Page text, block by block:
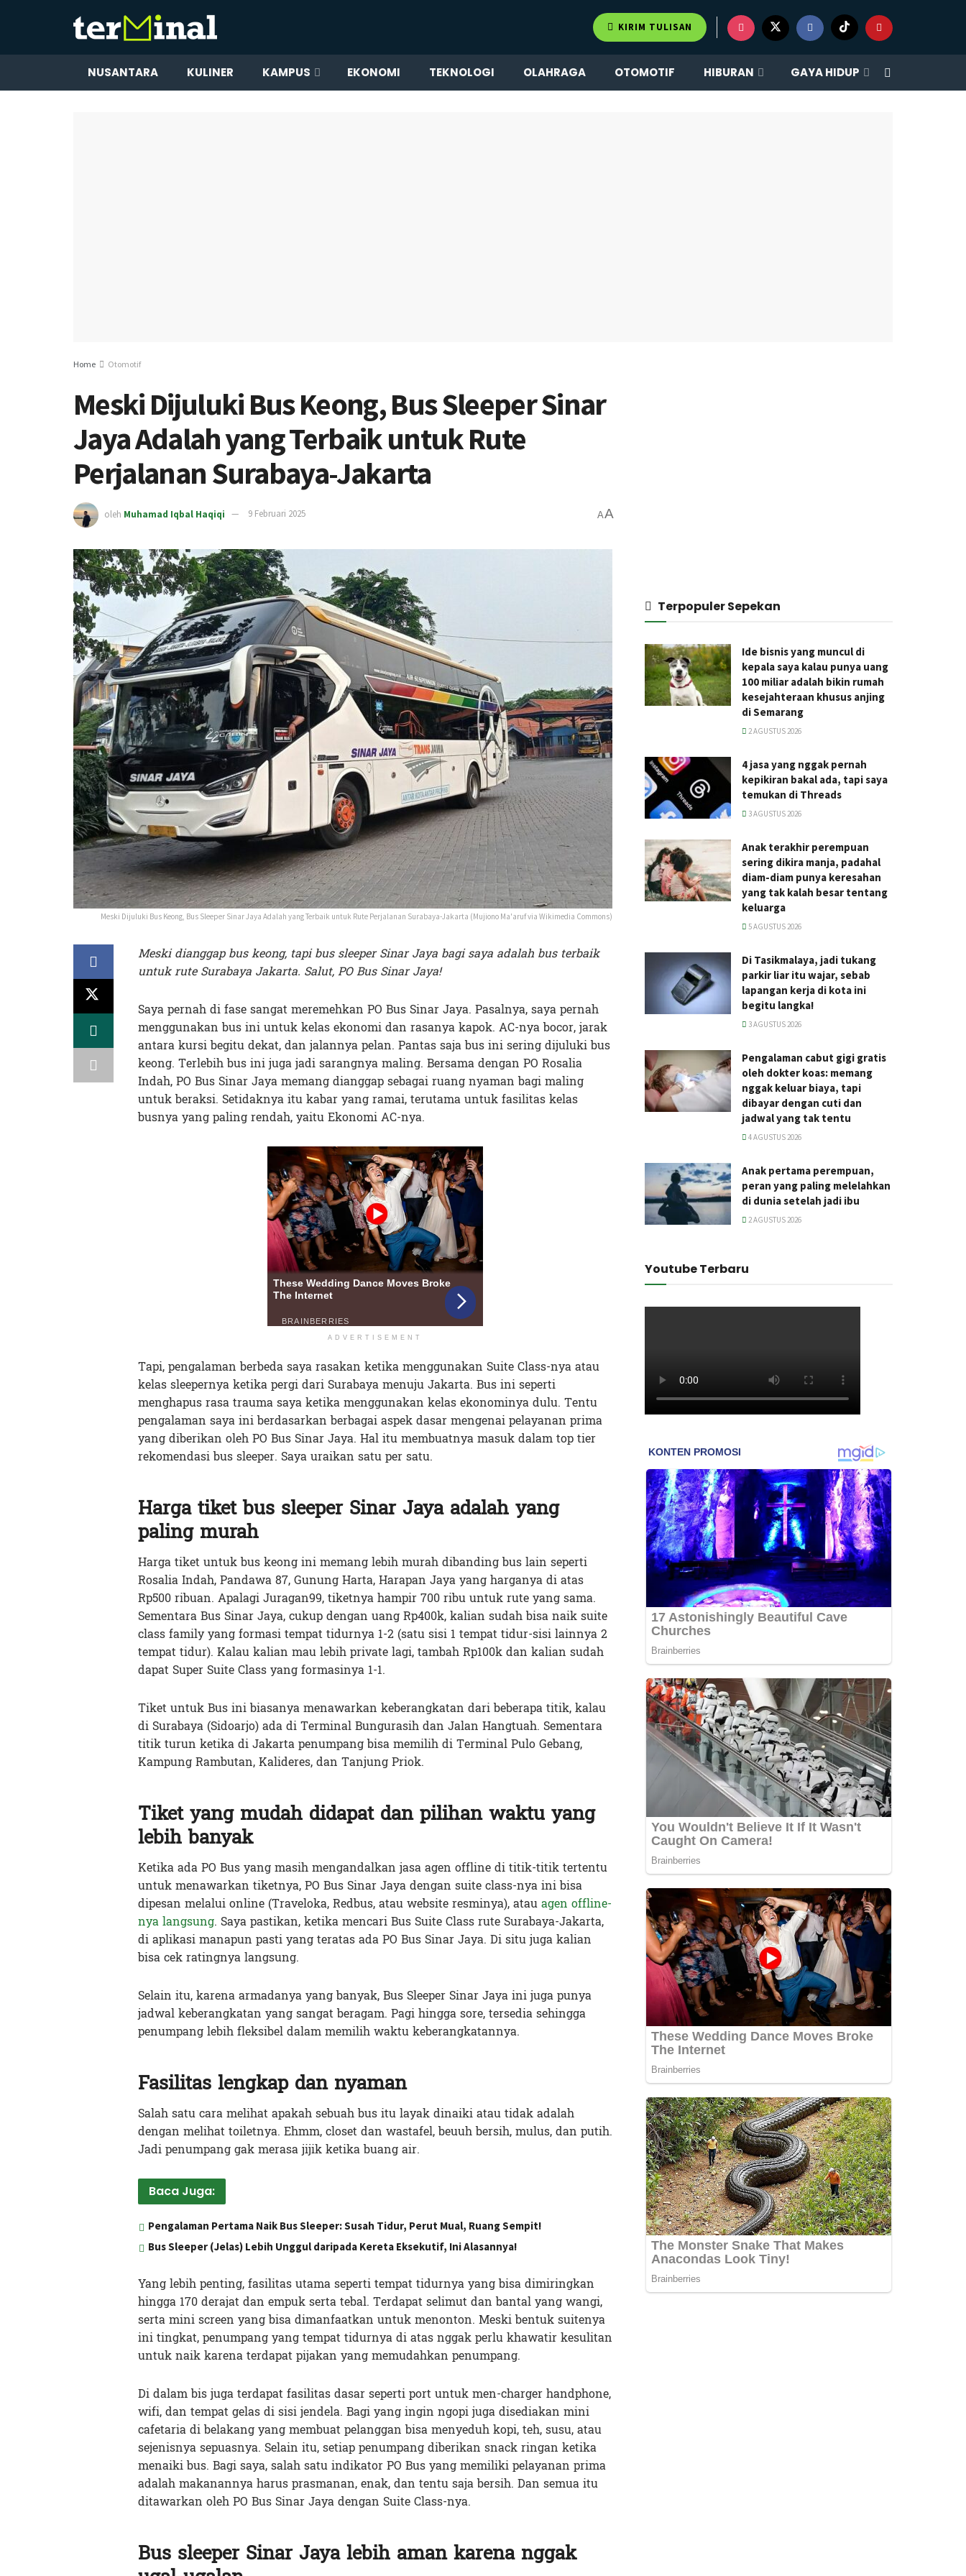
KIRIM TULISAN
NUSANTARA KULINER KAMPUS EKONOMI TEKNOLOGI OLAHRAGA OTOMOTIF HIBURAN GAYA HIDUP
Home Otomotif
Meski Dijuluki Bus Keong, Bus Sleeper Sinar
Jaya Adalah yang Terbaik untuk Rute
Perjalanan Surabaya-Jakarta
oleh Muhamad Iqbal Haqiqi 9 Februari 2025 AA
Meski Dijuluki Bus Keong, Bus Sleeper Sinar Jaya Adalah yang Terbaik untuk Rute Perjalanan Surabaya-Jakarta (Mujiono Ma'aruf via Wikimedia Commons)
Meski dianggap bus keong, tapi bus sleeper Sinar Jaya bagi saya adalah bus terbaik
untuk rute Surabaya Jakarta. Salut, PO Bus Sinar Jaya!
Saya pernah di fase sangat meremehkan PO Bus Sinar Jaya. Pasalnya, saya pernah
menggunakan bus ini untuk kelas ekonomi dan rasanya kapok. AC-nya bocor, jarak
antara kursi begitu dekat, dan jalannya pelan. Pantas saja bus ini sering dijuluki bus
keong. Terlebih bus ini juga jadi sarangnya maling. Bersama dengan PO Rosalia
Indah, PO Bus Sinar Jaya memang dianggap sebagai ruang nyaman bagi maling
untuk beraksi. Setidaknya itu kabar yang ramai, terutama untuk fasilitas kelas
busnya yang paling rendah, yaitu Ekonomi AC-nya.
ADVERTISEMENT
Tapi, pengalaman berbeda saya rasakan ketika menggunakan Suite Class-nya atau
kelas sleepernya ketika pergi dari Surabaya menuju Jakarta. Bus ini seperti
menghapus rasa trauma saya ketika menggunakan kelas ekonominya dulu. Tentu
pengalaman saya ini berdasarkan berbagai aspek dasar mengenai pelayanan prima
yang diberikan oleh PO Bus Sinar Jaya. Hal itu membuatnya masuk dalam top tier
rekomendasi bus sleeper. Saya uraikan satu per satu.
Harga tiket bus sleeper Sinar Jaya adalah yang
paling murah
Harga tiket untuk bus keong ini memang lebih murah dibanding bus lain seperti
Rosalia Indah, Pandawa 87, Gunung Harta, Harapan Jaya yang harganya di atas
Rp500 ribuan. Apalagi Juragan99, tiketnya hampir 700 ribu untuk rute yang sama.
Sementara Bus Sinar Jaya, cukup dengan uang Rp400k, kalian sudah bisa naik suite
class family yang formasi tempat tidurnya 1-2 (satu sisi 1 tempat tidur-sisi lainnya 2
tempat tidur). Kalau kalian mau lebih private lagi, tambah Rp100k dan kalian sudah
dapat Super Suite Class yang formasinya 1-1.
Tiket untuk Bus ini biasanya menawarkan keberangkatan dari beberapa titik, kalau
di Surabaya (Sidoarjo) ada di Terminal Bungurasih dan Jalan Hangtuah. Sementara
titik turun ketika di Jakarta penumpang bisa memilih di Terminal Pulo Gebang,
Kampung Rambutan, Kalideres, dan Tanjung Priok.
Tiket yang mudah didapat dan pilihan waktu yang
lebih banyak
Ketika ada PO Bus yang masih mengandalkan jasa agen offline di titik-titik tertentu
untuk menawarkan tiketnya, PO Bus Sinar Jaya dengan suite class-nya ini bisa
dipesan melalui online (Traveloka, Redbus, atau website resminya), atauagen offline-
nya langsung. Saya pastikan, ketika mencari Bus Suite Class rute Surabaya-Jakarta,
di aplikasi manapun pasti yang teratas ada PO Bus Sinar Jaya. Di situ juga kalian
bisa cek ratingnya langsung.
Selain itu, karena armadanya yang banyak, Bus Sleeper Sinar Jaya ini juga punya
jadwal keberangkatan yang sangat beragam. Pagi hingga sore, tersedia sehingga
penumpang lebih fleksibel dalam memilih waktu keberangkatannya.
Fasilitas lengkap dan nyaman
Salah satu cara melihat apakah sebuah bus itu layak dinaiki atau tidak adalah
dengan melihat toiletnya. Ehmm, closet dan wastafel, beuuh bersih, mulus, dan putih.
Jadi penumpang gak merasa jijik ketika buang air.
Baca Juga:
Pengalaman Pertama Naik Bus Sleeper: Susah Tidur, Perut Mual, Ruang Sempit!
Bus Sleeper (Jelas) Lebih Unggul daripada Kereta Eksekutif, Ini Alasannya!
Yang lebih penting, fasilitas utama seperti tempat tidurnya yang bisa dimiringkan
hingga 170 derajat dan empuk serta tebal. Terdapat selimut dan bantal yang wangi,
serta mini screen yang bisa dimanfaatkan untuk menonton. Meski bentuk suitenya
ini tingkat, penumpang yang tempat tidurnya di atas nggak perlu khawatir kesulitan
untuk naik karena terdapat pijakan yang memudahkan penumpang.
Di dalam bis juga terdapat fasilitas dasar seperti port untuk men-charger handphone,
wifi, dan tempat gelas di sisi jendela. Bagi yang ingin ngopi juga disediakan mini
cafetaria di belakang yang membuat pelanggan bisa menyeduh kopi, teh, susu, atau
sejenisnya sepuasnya. Selain itu, setiap penumpang diberikan snack ringan ketika
menaiki bus. Bagi saya, salah satu indikator PO Bus yang memiliki pelayanan prima
adalah makanannya harus prasmanan, enak, dan tentu saja bersih. Dan semua itu
ditawarkan oleh PO Bus Sinar Jaya dengan Suite Class-nya.
Bus sleeper Sinar Jaya lebih aman karena nggak
Terpopuler Sepekan
Ide bisnis yang muncul di
kepala saya kalau punya uang
100 miliar adalah bikin rumah
kesejahteraan khusus anjing
di Semarang
2 AGUSTUS 2026
4 jasa yang nggak pernah
kepikiran bakal ada, tapi saya
temukan di Threads
3 AGUSTUS 2026
Anak terakhir perempuan
sering dikira manja, padahal
diam-diam punya keresahan
yang tak kalah besar tentang
keluarga
5 AGUSTUS 2026
Di Tasikmalaya, jadi tukang
parkir liar itu wajar, sebab
lapangan kerja di kota ini
begitu langka!
3 AGUSTUS 2026
Pengalaman cabut gigi gratis
oleh dokter koas: memang
nggak keluar biaya, tapi
dibayar dengan cuti dan
jadwal yang tak tentu
4 AGUSTUS 2026
Anak pertama perempuan,
peran yang paling melelahkan
di dunia setelah jadi ibu
2 AGUSTUS 2026
Youtube Terbaru